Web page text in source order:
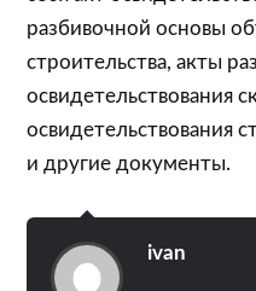
разбивочной основы
строительства, акты
освидетельствования
освидетельствования
и другие документы.
ivan